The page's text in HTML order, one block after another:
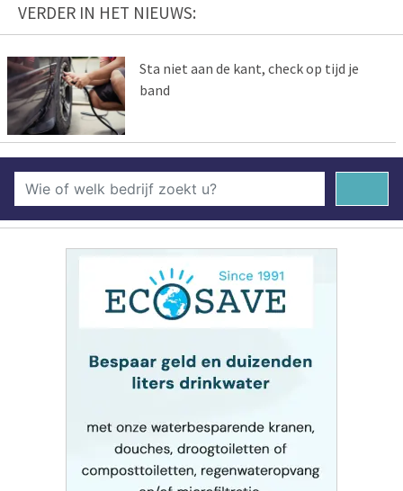
VERDER IN HET NIEUWS:
Sta niet aan de kant, check op tijd je
band